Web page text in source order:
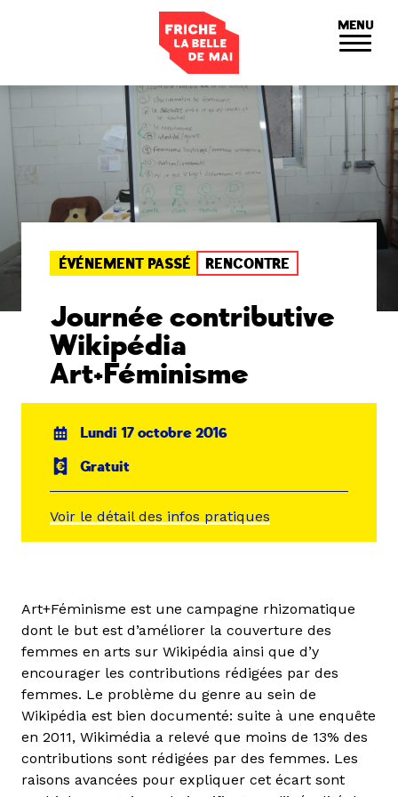
MENU
ÉVÉNEMENT PASSÉ RENCONTRE
Journée contributive
Wikipédia
Art+Féminisme
Lundi 17 octobre 2016
Gratuit
Voir le détail des infos pratiques
Art+Féminisme est une campagne rhizomatique
dont le but est d’améliorer la couverture des
femmes en arts sur Wikipédia ainsi que d’y
encourager les contributions rédigées par des
femmes. Le problème du genre au sein de
Wikipédia est bien documenté: suite à une enquête
en 2011, Wikimédia a relevé que moins de 13% des
contributions sont rédigées par des femmes. Les
raisons avancées pour expliquer cet écart sont
Panneau de gestion des cookies